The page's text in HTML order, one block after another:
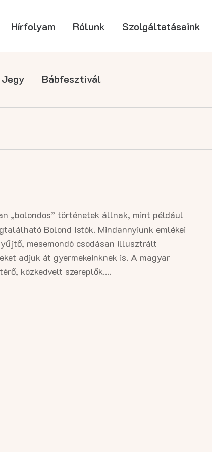
Hírfolyam Rólunk Szolgáltatásaink
Jegy Bábfesztivál
„bolondos” történetek állnak, mint például
Bolond Istók. Mindannyiunk emlékei
mesemondó csodásan illusztrált
adjuk át gyermekeinknek is. A magyar
közkedvelt szereplők....